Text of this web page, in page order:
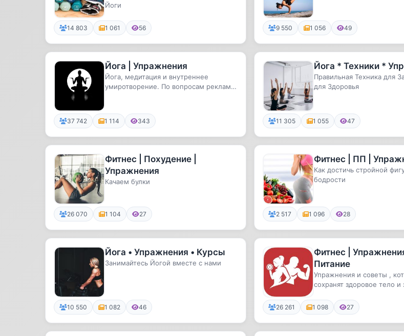
Йоги
14 803 1 061 56 9 550 1 056 49
Йога | Упражнения
Йога, медитация и внутреннее
умиротворение. По вопросам рекламы
37 742 1 114 343
Йога * Техники *
Правильная Техника для
для Здоровья
11 305 1 055 47
Фитнес | Похудение |
Упражнения
Качаем булки
26 070 1 104 27
Фитнес | ПП |
Как достичь стройной
бодрости
2 517 1 096 28
Йога • Упражнения • Курсы
Занимайтесь Йогой вместе с нами
10 550 1 082 46
Фитнес | Упражнения
Питание
Упражнения и советы ,
сохранят здоровое тело и
26 261 1 098 27